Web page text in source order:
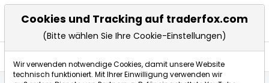
Cookies und Tracking auf traderfox.com
(Bitte wählen Sie Ihre Cookie-Einstellungen)
Wir verwenden notwendige Cookies, damit unsere Website
technisch funktioniert. Mit Ihrer Einwilligung verwenden wir